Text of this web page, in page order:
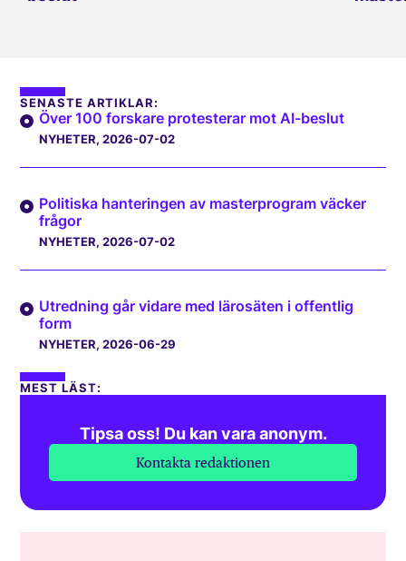
SENASTE ARTIKLAR:
Över 100 forskare protesterar mot AI-beslut
NYHETER, 2026-07-02
Politiska hanteringen av masterprogram väcker
frågor
NYHETER, 2026-07-02
Utredning går vidare med lärosäten i offentlig
form
NYHETER, 2026-06-29
MEST LÄST:
Tipsa oss! Du kan vara anonym.
Kontakta redaktionen